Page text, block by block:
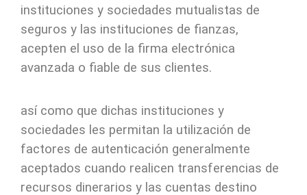
instituciones y sociedades mutualistas de
seguros y las instituciones de fianzas,
acepten el uso de la firma electrónica
avanzada o fiable de sus clientes.
así como que dichas instituciones y
sociedades les permitan la utilización de
factores de autenticación generalmente
aceptados cuando realicen transferencias de
recursos dinerarios y las cuentas destino